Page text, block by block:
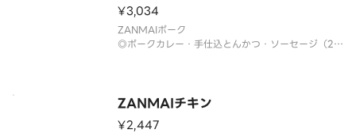
¥3,034
ZANMAIポーク
◎ポークカレー・手仕込とんかつ・ソーセージ（2
す。
ZANMAIチキン
¥2,447